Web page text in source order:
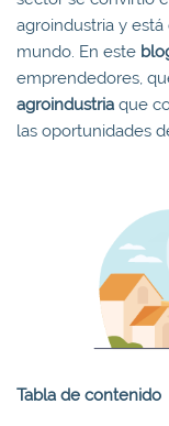
agroindustria y
mundo. En este
emprendedores,
agroindustria que
las oportunidades
Tabla de contenido